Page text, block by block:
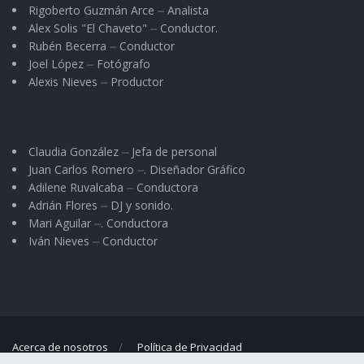
pequeña limosna que le dimos a Dios. Ojalá no
tengamos que decir como el mendigo: “Mi
avaricia me perdió” ¿por qué no le di todos los
granos?
Rigoberto Guzmán Arce ⏤ Analista
Alex Solis "El Chaveto" ⏤ Conductor.
Rubén Becerra ⏤ Conductor
Joel López ⏤ Fotógrafo
Alexis Nieves ⏤ Productor
Claudia González ⏤ Jefa de personal
Juan Carlos Romero ⏤. Diseñador Gráfico
Adilene Ruvalcaba ⏤ Conductora
Adrián Flores ⏤ DJ y sonido.
Mari Aguilar ⏤. Conductora
Iván Nieves ⏤ Conductor
Acerca de nosotros Política de Privacidad